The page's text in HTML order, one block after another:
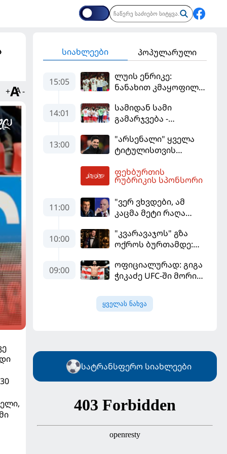
+ -
სიახლეები პოპულარული
15:05
ლუის ენრიკე:
ნანახით კმაყოფილი
არის, რომელიც
გვინდოდა
14:01
სამიდან სამი
გამარჯვება -
დამარცხებულია
13:00
"არსენალი" ყველა
ტიტულისთვის
დინასტიის შექმნა
გვსურს" - მიკელ
ფეხბურთის
რუბრიკის სპონსორი
11:00
"ვერ ვხვდები, ამ
კაცმა მეტი რაღა
ფიგუ ინფანტინოს
გადადგომას
10:00
"კვარავაჯოს" გზა
ოქროს ბურთამდე:
ქართული ზღაპარი
09:00
ოფიციალურად: გიგა
ჭიკაძე UFC-ში მორიგ
სექტემბერში
გამართავს
ყველას ნახვა
სატრანსფერო სიახლეები